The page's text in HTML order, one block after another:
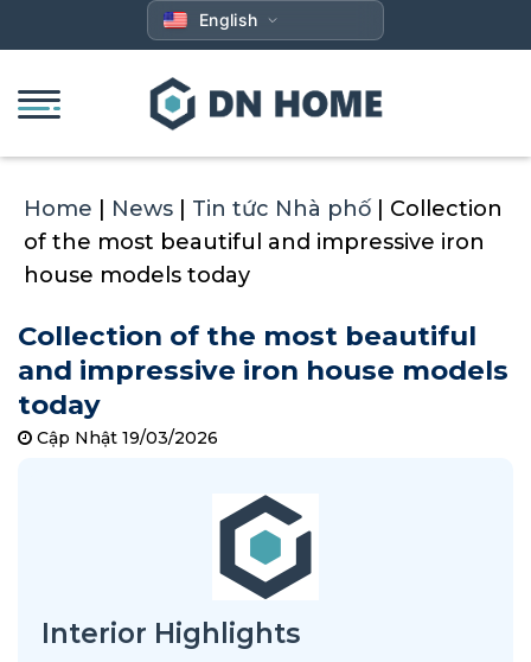
to
English
Home News Tin tức Nhà phố
Collection
of the most beautiful and impressive iron
house models today
Collection of the most beautiful
and impressive iron house models
today
Cập Nhật 19/03/2026
Interior Highlights